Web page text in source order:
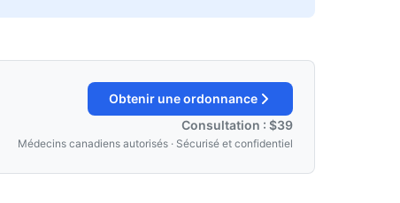
Obtenir une ordonnance
Consultation : $39
Médecins canadiens autorisés · Sécurisé et confidentiel